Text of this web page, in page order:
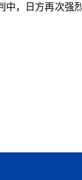
，日方再次强